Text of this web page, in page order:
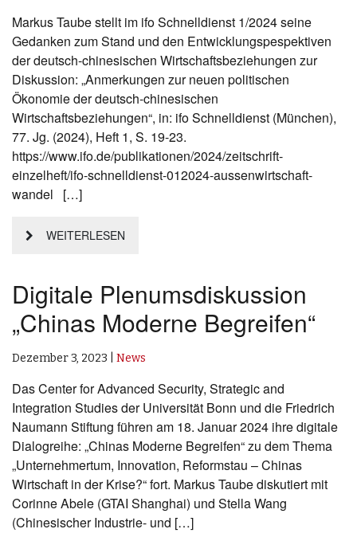
Markus Taube stellt im ifo Schnelldienst 1/2024 seine
Gedanken zum Stand und den Entwicklungspespektiven
der deutsch-chinesischen Wirtschaftsbeziehungen zur
Diskussion: „Anmerkungen zur neuen politischen
Ökonomie der deutsch-chinesischen
Wirtschaftsbeziehungen“, in: ifo Schnelldienst (München),
77. Jg. (2024), Heft 1, S. 19-23.
https://www.ifo.de/publikationen/2024/zeitschrift-
einzelheft/ifo-schnelldienst-012024-aussenwirtschaft-
wandel […]
WEITERLESEN
Digitale Plenumsdiskussion
„Chinas Moderne Begreifen“
Dezember 3, 2023 News
Das Center for Advanced Security, Strategic and
Integration Studies der Universität Bonn und die Friedrich
Naumann Stiftung führen am 18. Januar 2024 ihre digitale
Dialogreihe: „Chinas Moderne Begreifen“ zu dem Thema
„Unternehmertum, Innovation, Reformstau – Chinas
Wirtschaft in der Krise?“ fort. Markus Taube diskutiert mit
Corinne Abele (GTAI Shanghai) und Stella Wang
(Chinesischer Industrie- und […]